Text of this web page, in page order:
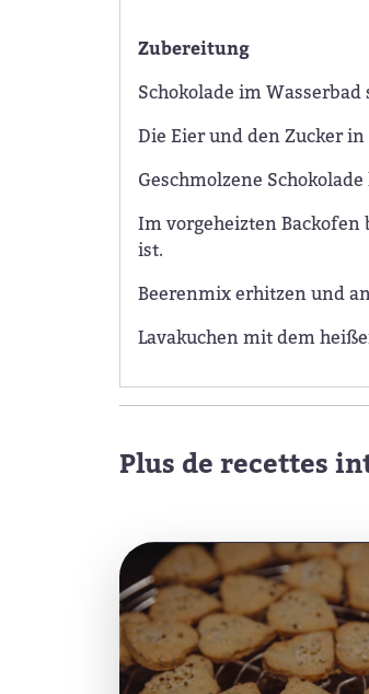
Zubereitung
Schokolade im
Die Eier und den Zucker
Geschmolzene
Im vorgeheizten Backofen
ist.
Beerenmix erhitzen und
Lavakuchen mit dem
Plus de recettes